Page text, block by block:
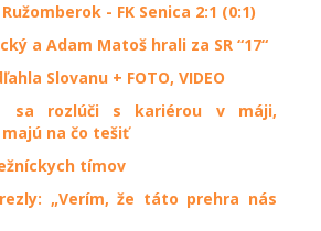
Ružomberok - FK Senica 2:1 (0:1)
a Adam Matoš hrali za SR “17“
Slovanu + FOTO, VIDEO
sa rozlúči s kariérou v máji,
na čo tešiť
tímov
„Verím, že táto prehra nás